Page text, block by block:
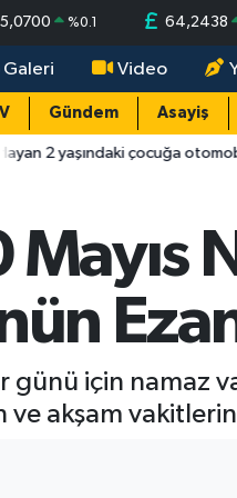
%0.1 64,2438
Galeri Video
Gündem Asayiş
çocuğa otomobil çarptı
Mayıs
günü için namaz
akşam